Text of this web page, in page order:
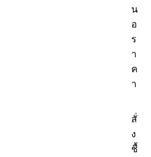
น
อ
ร
า
ค
า
สั่
ง
ชื้